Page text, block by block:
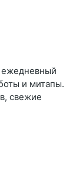
и митапы.
свежие